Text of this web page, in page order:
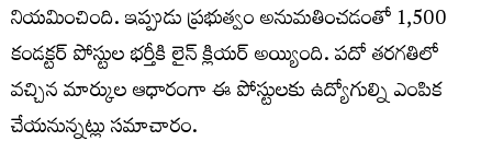
నియమించింది. ఇప్పుడు ప్రభుత్వం అనుమతించడంతో 1,500
కండక్టర్‌ పోస్టుల భర్తీకి లైన్ క్లియర్ అయ్యింది. పదో తరగతిలో
వచ్చిన మార్కుల ఆధారంగా ఈ పోస్టులకు ఉద్యోగుల్ని ఎంపిక
చేయనున్నట్లు సమాచారం.